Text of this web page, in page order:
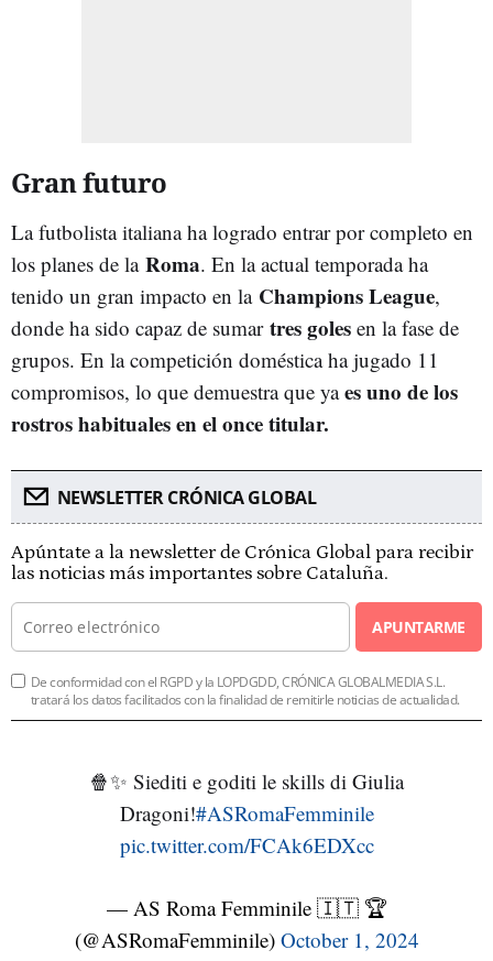
Gran futuro
La futbolista italiana ha logrado entrar por completo en
los planes de la Roma. En la actual temporada ha
tenido un gran impacto en la Champions League,
donde ha sido capaz de sumar tres goles en la fase de
grupos. En la competición doméstica ha jugado 11
compromisos, lo que demuestra que yaes uno de los
rostros habituales en el once titular.
NEWSLETTER CRÓNICA GLOBAL
Apúntate a la newsletter de Crónica Global para recibir
las noticias más importantes sobre Cataluña.
APUNTARME
De conformidad con el RGPD y la LOPDGDD, CRÓNICA GLOBALMEDIA S.L.
tratará los datos facilitados con la finalidad de remitirle noticias de actualidad.
🍿✨ Siediti e goditi le skills di Giulia
Dragoni!#ASRomaFemminile
pic.twitter.com/FCAk6EDXcc
— AS Roma Femminile 🇮🇹 🏆
(@ASRomaFemminile) October 1, 2024